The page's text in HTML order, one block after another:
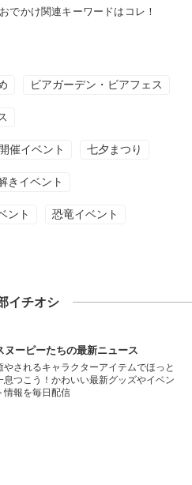
でかけ関連キーワードはコレ！
ビアガーデン・ビアフェス
催イベント 七夕まつり
きイベント
ント 恐竜イベント
イチオシ
ヌーピーたちの最新ニュース
やされるキャラクターアイテムでほっと
息つこう！かわいい最新グッズやイベン
情報を毎日配信